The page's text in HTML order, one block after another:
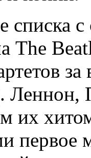
списка
The
их
первое